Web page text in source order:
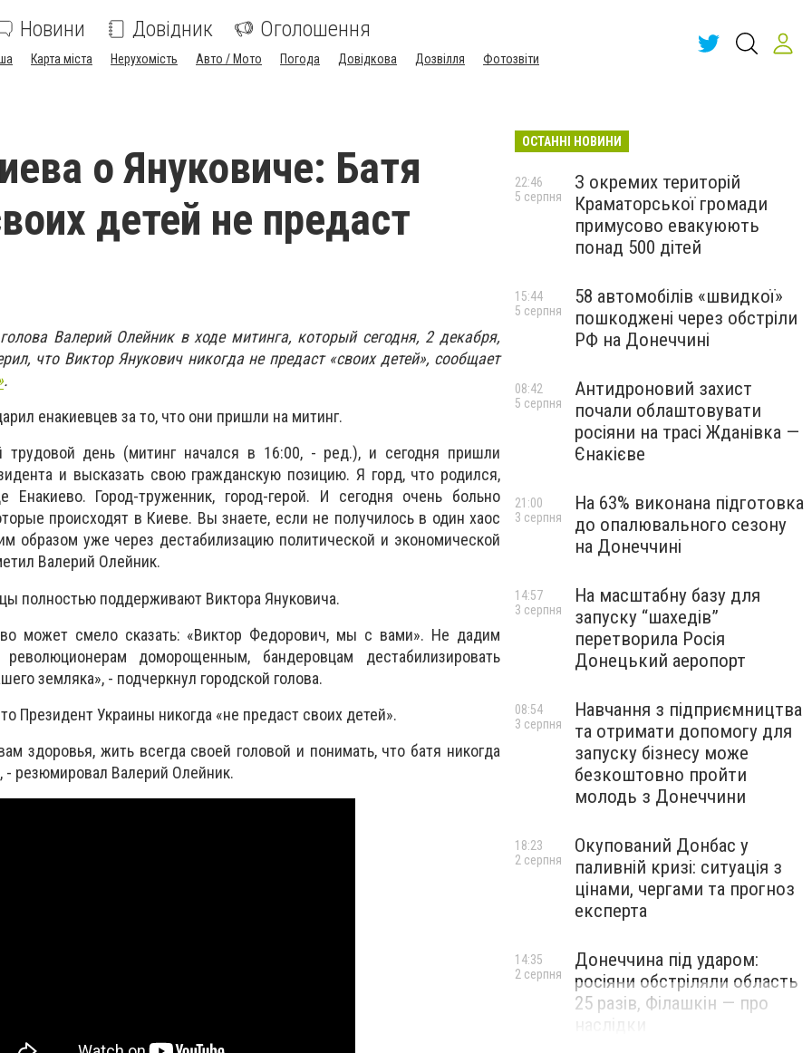
Новини Довідник Оголошення
Карта міста Нерухомість Авто / Мото Погода Довідкова Дозвілля Фотозвіти
о Януковиче: Батя
детей не предаст
Валерий Олейник в ходе митинга, который сегодня, 2 декабря,
что Виктор Янукович никогда не предаст «своих детей», сообщает
.
енакиевцев за то, что они пришли на митинг.
трудовой день (митинг начался в 16:00, - ред.), и сегодня пришли
и высказать свою гражданскую позицию. Я горд, что родился,
Город-труженник, город-герой. И сегодня очень больно
происходят в Киеве. Вы знаете, если не получилось в один хаос
образом уже через дестабилизацию политической и экономической
Валерий Олейник.
полностью поддерживают Виктора Януковича.
может смело сказать: «Виктор Федорович, мы с вами». Не дадим
доморощенным, бандеровцам дестабилизировать
земляка», - подчеркнул городской голова.
Президент Украины никогда «не предаст своих детей».
здоровья, жить всегда своей головой и понимать, что батя никогда
- резюмировал Валерий Олейник.
ОСТАННІ НОВИНИ
З окремих територій
Краматорської громади
примусово евакуюють
понад 500 дітей
22:46
5 серпня
58 автомобілів «швидкої»
пошкоджені через обстріли
РФ на Донеччині
15:44
5 серпня
Антидроновий захист
почали облаштовувати
росіяни на трасі Жданівка —
Єнакієве
08:42
5 серпня
На 63% виконана підготовка
до опалювального сезону
на Донеччині
21:00
3 серпня
На масштабну базу для
запуску “шахедів”
перетворила Росія
Донецький аеропорт
14:57
3 серпня
Навчання з підприємництва
та отримати допомогу для
запуску бізнесу може
безкоштовно пройти
молодь з Донеччини
08:54
3 серпня
Окупований Донбас у
паливній кризі: ситуація з
цінами, чергами та прогноз
експерта
18:23
2 серпня
Донеччина під ударом:
росіяни обстріляли область
25 разів, Філашкін — про
14:35
2 серпня